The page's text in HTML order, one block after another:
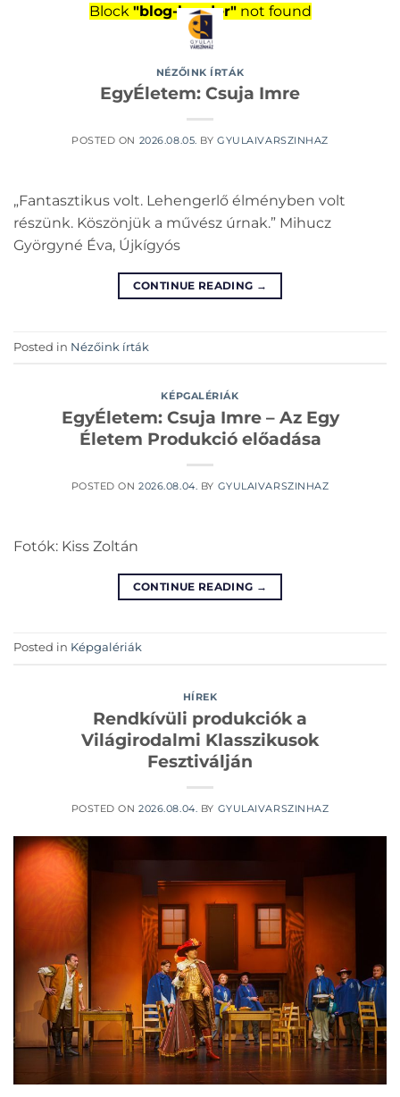
Block "blog-header"not found
NÉZŐINK ÍRTÁK
EgyÉletem: Csuja Imre
POSTED ON 2026.08.05. BYGYULAIVARSZINHAZ
„Fantasztikus volt. Lehengerlő élményben volt
részünk. Köszönjük a művész úrnak.” Mihucz
Györgyné Éva, Újkígyós
CONTINUE READING →
Posted in Nézőink írták
KÉPGALÉRIÁK
EgyÉletem: Csuja Imre – Az Egy
Életem Produkció előadása
POSTED ON2026.08.04. BY GYULAIVARSZINHAZ
Fotók: Kiss Zoltán
CONTINUE READING →
Posted in Képgalériák
HÍREK
Rendkívüli produkciók a
Világirodalmi Klasszikusok
Fesztiválján
POSTED ON2026.08.04. BY GYULAIVARSZINHAZ